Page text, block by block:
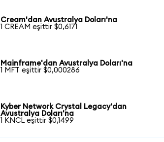
Cream'dan Avustralya Doları'na
1 CREAM eşittir $0,6171
Mainframe'dan Avustralya Doları'na
1 MFT eşittir $0,000286
Kyber Network Crystal Legacy'dan
Avustralya Doları'na
1 KNCL eşittir $0,1499